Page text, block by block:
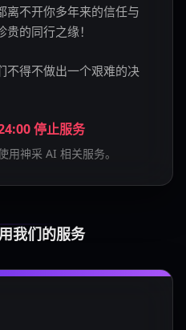
离不开你多年来的信任与
的同行之缘！
不得不做出一个艰难的决
停止服务
用神采 AI 相关服务。
我们的服务